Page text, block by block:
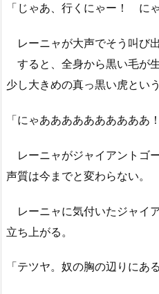
「じゃあ、行くにゃー！ に
レーニャが大声でそう叫び出
すると、全身から黒い毛が
少し大きめの真っ黒い虎とい
「にゃああああああああああ！
レーニャがジャイアントゴ
声質は今までと変わらない。
レーニャに気付いたジャイ
立ち上がる。
「テツヤ。奴の胸の辺りにあ